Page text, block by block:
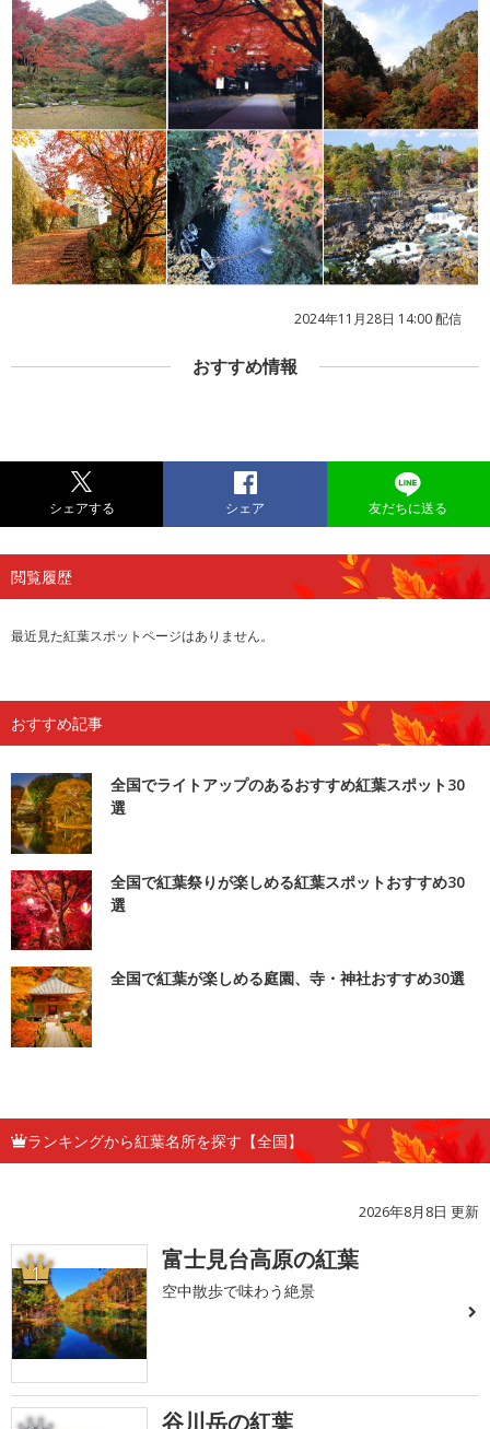
2024年11月28日 14:00 配信
おすすめ情報
シェアする シェア 友だちに送る
閲覧履歴
最近見た紅葉スポットページはありません。
おすすめ記事
全国でライトアップのあるおすすめ紅葉スポット30
選
全国で紅葉祭りが楽しめる紅葉スポットおすすめ30
選
全国で紅葉が楽しめる庭園、寺・神社おすすめ30選
ランキングから紅葉名所を探す【全国】
2026年8月8日 更新
1 富士見台高原の紅葉
空中散歩で味わう絶景
谷川岳の紅葉